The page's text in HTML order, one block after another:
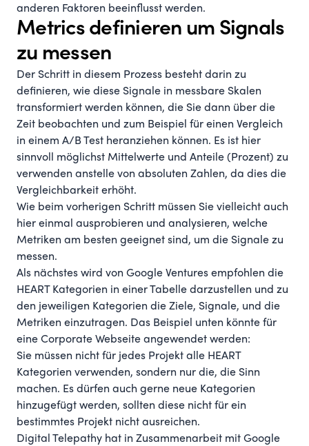
anderen Faktoren beeinflusst werden.
Metrics definieren um Signals
zu messen
Der Schritt in diesem Prozess besteht darin zu
definieren, wie diese Signale in messbare Skalen
transformiert werden können, die Sie dann über die
Zeit beobachten und zum Beispiel für einen Vergleich
in einem A/B Test heranziehen können. Es ist hier
sinnvoll möglichst Mittelwerte und Anteile (Prozent) zu
verwenden anstelle von absoluten Zahlen, da dies die
Vergleichbarkeit erhöht.
Wie beim vorherigen Schritt müssen Sie vielleicht auch
hier einmal ausprobieren und analysieren, welche
Metriken am besten geeignet sind, um die Signale zu
messen.
Als nächstes wird von Google Ventures empfohlen die
HEART Kategorien in einer Tabelle darzustellen und zu
den jeweiligen Kategorien die Ziele, Signale, und die
Metriken einzutragen. Das Beispiel unten könnte für
eine Corporate Webseite angewendet werden:
Sie müssen nicht für jedes Projekt alle HEART
Kategorien verwenden, sondern nur die, die Sinn
machen. Es dürfen auch gerne neue Kategorien
hinzugefügt werden, sollten diese nicht für ein
bestimmtes Projekt nicht ausreichen.
Digital Telepathy hat in Zusammenarbeit mit Google